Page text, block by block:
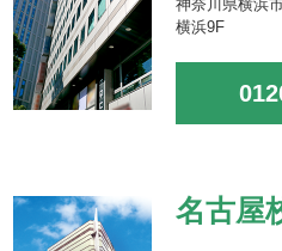
神奈川県横浜
横浜9F
名古屋